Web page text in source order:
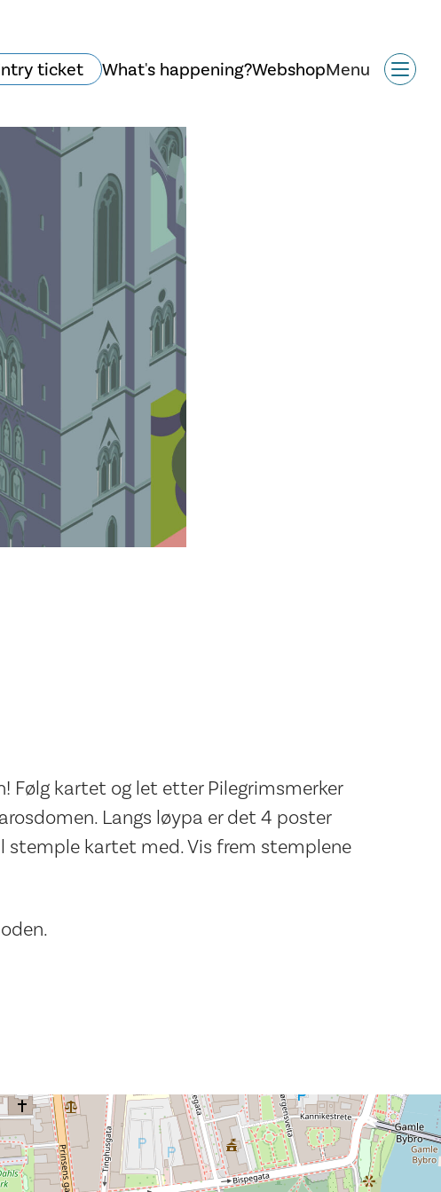
ticket What's happening?WebshopMenu
Historie og arkitektur
Følg kartet og let etter Pilegrimsmerker
Langs løypa er det 4 poster
stemple kartet med. Vis frem stemplene